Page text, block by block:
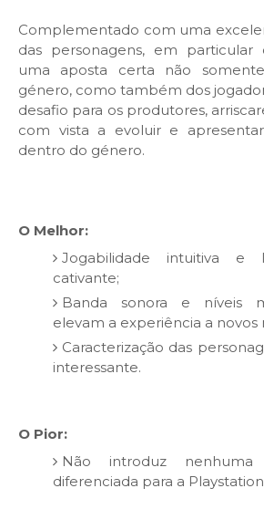
Complementado com uma
das personagens, em particular
uma aposta certa não
género, como também dos
desafio para os produtores,
com vista a evoluir e
dentro do género.
O Melhor:
Jogabilidade intuitiva e
cativante;
Banda sonora e níveis
elevam a experiência a novos
Caracterização das
interessante.
O Pior:
Não introduz nenhuma
diferenciada para a Playstation